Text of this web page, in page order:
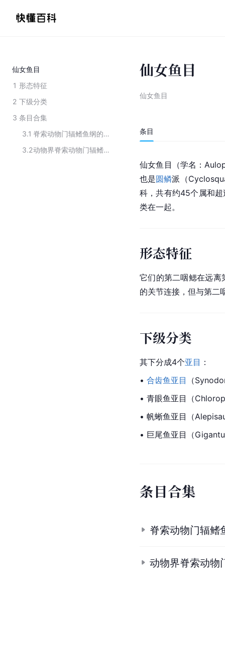
仙女鱼目
1 形态特征
2 下级分类
3 条目合集
3.1
脊索动物门辐鳍鱼纲的主要类群
3.2
动物界脊索动物门辐鳍鱼纲下目名
仙女鱼目
仙女鱼目
条目
仙女鱼目（学名：
也是圆鳞派（
科，共有约45个属和
类在一起。
形态特征
它们的第二咽鳃在远
的关节连接，但与第二
下级分类
其下分成4个亚目 ：
• 合齿鱼亚目 （
• 青眼鱼亚目（
• 帆蜥鱼亚目（
• 巨尾鱼亚目（
条目合集
脊索动物门辐鳍
动物界脊索动物